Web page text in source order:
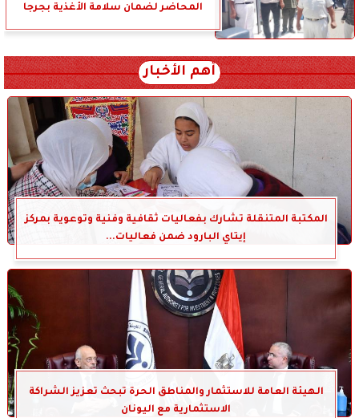
المحاضر لضمان سلامة الأغذية بجرجا
أهم الأخبار
المكتبة المتنقلة تشارك بفعاليات ثقافية وفنية وتوعوية بمركز
إيتاي البارود ضمن فعاليات...
الهيئة العامة للاستثمار والمناطق الحرة تبحث تعزيز الشراكة
الاستثمارية مع اليونان